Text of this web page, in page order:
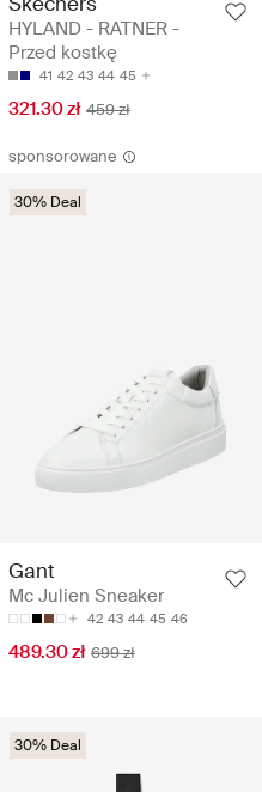
HYLAND - RATNER -
Przed kostkę
41 42 43 44 45
321.30 zł 459 zł
sponsorowane
30% Deal
Gant
Mc Julien Sneaker
42 43 44 45 46
489.30 zł 699 zł
30% Deal